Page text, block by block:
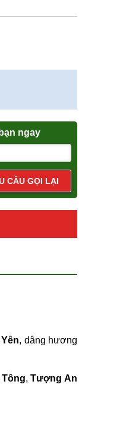
ngay
CẦU GỌI LẠI
, dâng hương
,Tượng An